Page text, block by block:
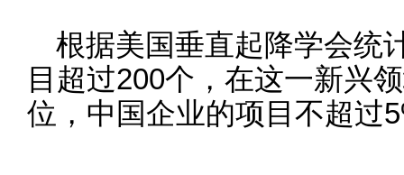
根据美国垂直起降学会统
目超过200个，在这一新兴
位，中国企业的项目不超过